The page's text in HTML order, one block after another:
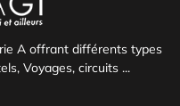
A offrant différents types
Voyages, circuits ...